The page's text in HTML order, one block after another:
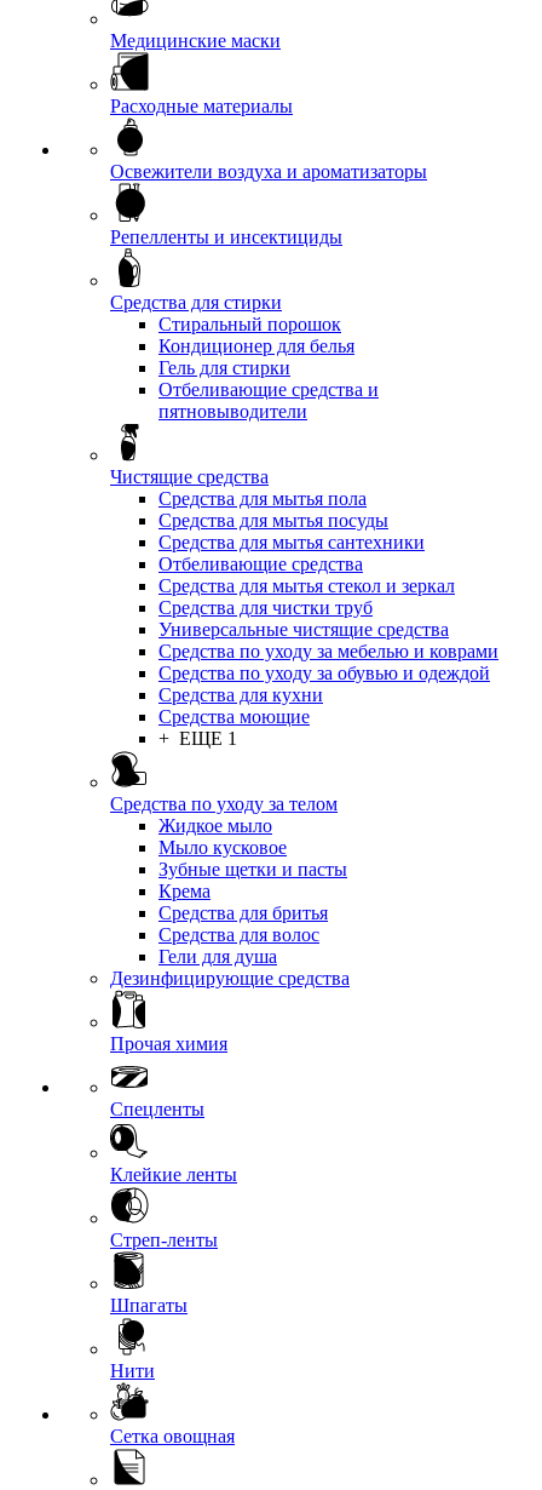
Медицинские маски
Расходные материалы
Освежители воздуха и ароматизаторы
Репелленты и инсектициды
Средства для стирки
Стиральный порошок
Кондиционер для белья
Гель для стирки
Отбеливающие средства и
пятновыводители
Чистящие средства
Средства для мытья пола
Средства для мытья посуды
Средства для мытья сантехники
Отбеливающие средства
Средства для мытья стекол и зеркал
Средства для чистки труб
Универсальные чистящие средства
Средства по уходу за мебелью и коврами
Средства по уходу за обувью и одеждой
Средства для кухни
Средства моющие
+ ЕЩЕ 1
Средства по уходу за телом
Жидкое мыло
Мыло кусковое
Зубные щетки и пасты
Крема
Средства для бритья
Средства для волос
Гели для душа
Дезинфицирующие средства
Прочая химия
Спецленты
Клейкие ленты
Стреп-ленты
Шпагаты
Нити
Сетка овощная